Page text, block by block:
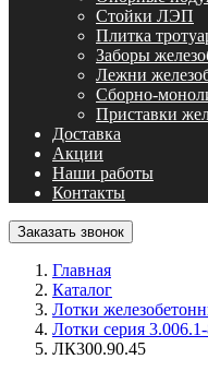
Стойки ЛЭП
Плитка
Заборы
Лежни
Сборно-
Приставки
Доставка
Акции
Наши работы
Контакты
Заказать звонок
Главная
Каталог
Лотки
Лотки серия
ЛК300.90.45